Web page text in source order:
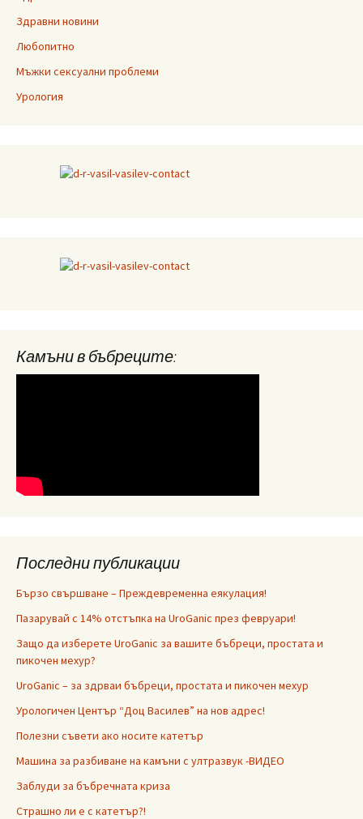
Здравни новини
Любопитно
Мъжки сексуални проблеми
Урология
Камъни в бъбреците:
Последни публикации
Бързо свършване – Преждевременна еякулация!
Пазарувай с 14% отстъпка на UroGanic през февруари!
Защо да изберете UroGanic за вашите бъбреци, простата и
пикочен мехур?
UroGanic – за здрваи бъбреци, простата и пикочен мехур
Урологичен Център “Доц Василев” на нов адрес!
Полезни съвети ако носите катетър
Машина за разбиване на камъни с ултразвук -ВИДЕО
Заблуди за бъбречната криза
Страшно ли е с катетър?!